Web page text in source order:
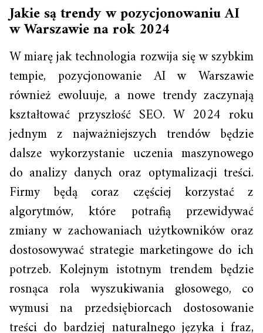
Jakie są trendy w pozycjonowaniu AI
w Warszawie na rok 2024
W miarę jak technologia rozwija się w szybkim
tempie, pozycjonowanie AI w Warszawie
również ewoluuje, a nowe trendy zaczynają
kształtować przyszłość SEO. W 2024 roku
jednym z najważniejszych trendów będzie
dalsze wykorzystanie uczenia maszynowego
do analizy danych oraz optymalizacji treści.
Firmy będą coraz częściej korzystać z
algorytmów, które potrafią przewidywać
zmiany w zachowaniach użytkowników oraz
dostosowywać strategie marketingowe do ich
potrzeb. Kolejnym istotnym trendem będzie
rosnąca rola wyszukiwania głosowego, co
wymusi na przedsiębiorcach dostosowanie
treści do bardziej naturalnego języka i fraz,